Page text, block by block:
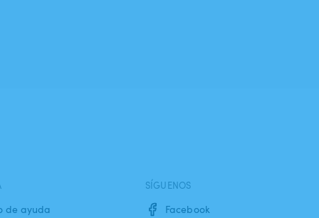
de ayuda
SÍGUENOS
Facebook